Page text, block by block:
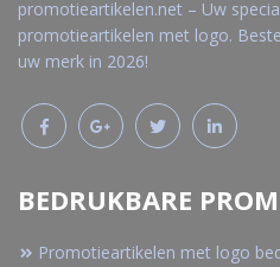
promotieartikelen.net – Uw
promotieartikelen met logo.
uw merk in 2026!
BEDRUKBARE
Promotieartikelen met logo